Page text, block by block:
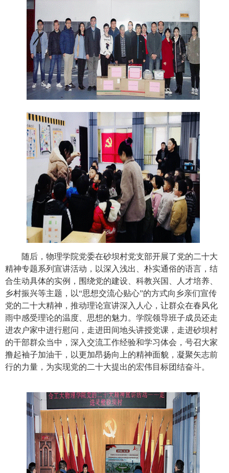
随后，物理学院党委在砂坝村党支部开展了党的二十大
精神专题系列宣讲活动，以深入浅出、朴实通俗的语言，结
合生动具体的实例，围绕党的建设、科教兴国、人才培养、
乡村振兴等主题，以“思想交流心贴心”的方式向乡亲们宣传
党的二十大精神，推动理论宣讲深入人心，让群众在春风化
雨中感受理论的温度、思想的魅力。学院领导班子成员还走
进农户家中进行慰问，走进田间地头讲授党课，走进砂坝村
的干部群众当中，深入交流工作经验和学习体会，号召大家
撸起袖子加油干，以更加昂扬向上的精神面貌，凝聚矢志前
行的力量，为实现党的二十大提出的宏伟目标团结奋斗。